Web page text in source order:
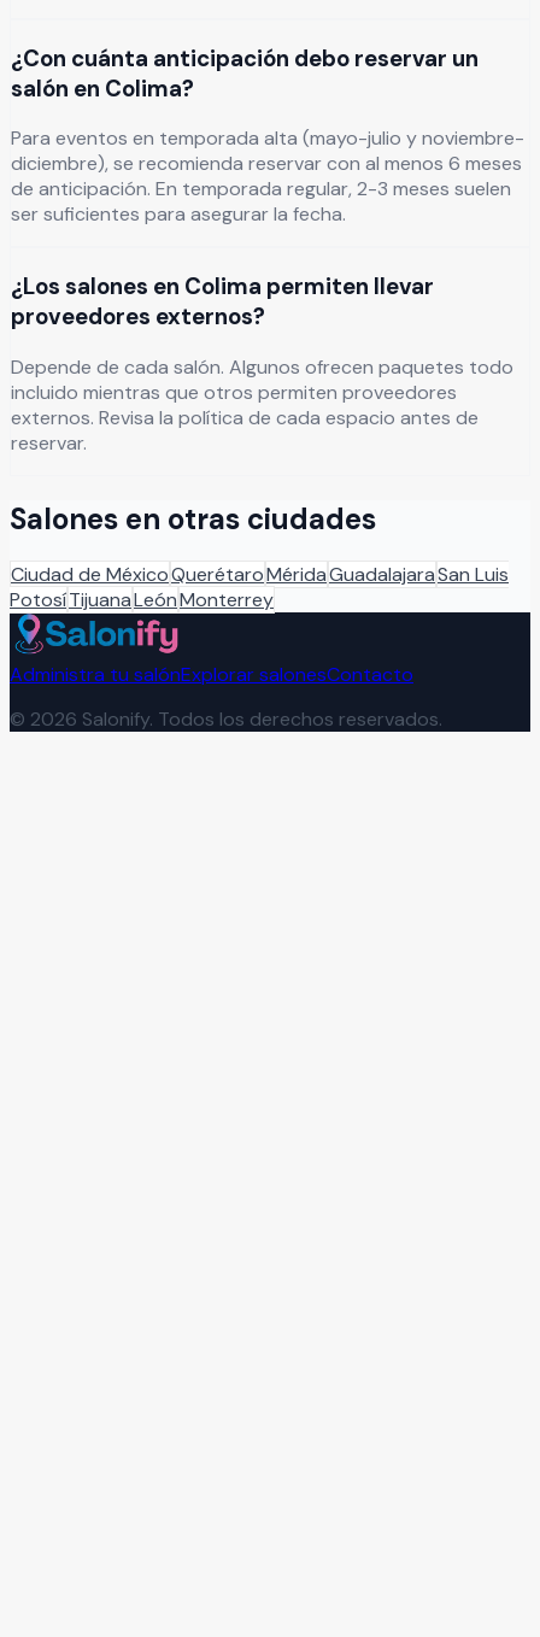
¿Con cuánta anticipación debo reservar un
salón en Colima?
Para eventos en temporada alta (mayo-julio y noviembre-
diciembre), se recomienda reservar con al menos 6 meses
de anticipación. En temporada regular, 2-3 meses suelen
ser suficientes para asegurar la fecha.
¿Los salones en Colima permiten llevar
proveedores externos?
Depende de cada salón. Algunos ofrecen paquetes todo
incluido mientras que otros permiten proveedores
externos. Revisa la política de cada espacio antes de
reservar.
Salones en otras ciudades
Ciudad de MéxicoQuerétaroMéridaGuadalajaraSan Luis
PotosíTijuanaLeónMonterrey
Administra tu salónExplorar salonesContacto
© 2026 Salonify. Todos los derechos reservados.